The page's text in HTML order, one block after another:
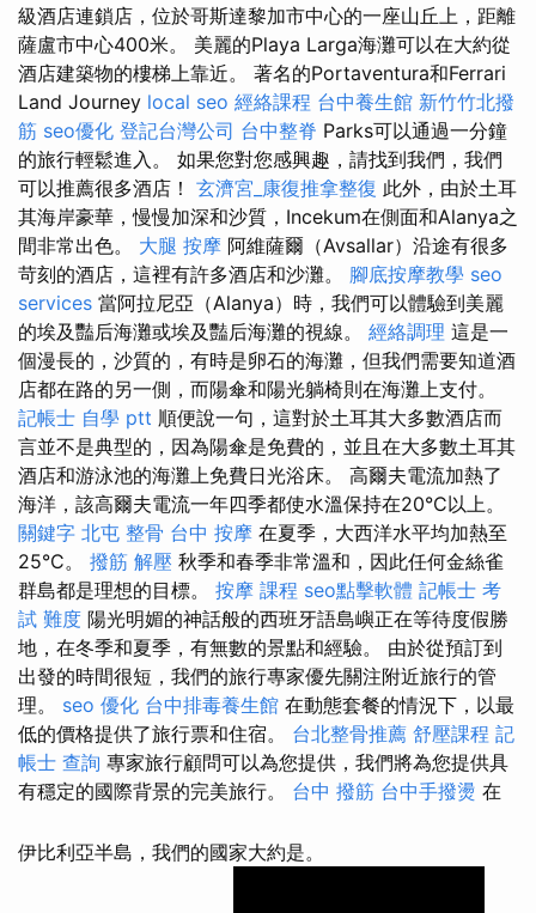
級酒店連鎖店，位於哥斯達黎加市中心的一座山丘上，距離
薩盧市中心400米。 美麗的Playa Larga海灘可以在大約從
酒店建築物的樓梯上靠近。 著名的Portaventura和Ferrari
Land Journey local seo 經絡課程 台中養生館 新竹竹北撥
筋 seo優化 登記台灣公司 台中整脊 Parks可以通過一分鐘
的旅行輕鬆進入。 如果您對您感興趣，請找到我們，我們
可以推薦很多酒店！ 玄濟宮_康復推拿整復 此外，由於土耳
其海岸豪華，慢慢加深和沙質，Incekum在側面和Alanya之
間非常出色。 大腿 按摩 阿維薩爾（Avsallar）沿途有很多
苛刻的酒店，這裡有許多酒店和沙灘。 腳底按摩教學 seo
services 當阿拉尼亞（Alanya）時，我們可以體驗到美麗
的埃及豔后海灘或埃及豔后海灘的視線。 經絡調理 這是一
個漫長的，沙質的，有時是卵石的海灘，但我們需要知道酒
店都在路的另一側，而陽傘和陽光躺椅則在海灘上支付。
記帳士 自學 ptt 順便說一句，這對於土耳其大多數酒店而
言並不是典型的，因為陽傘是免費的，並且在大多數土耳其
酒店和游泳池的海灘上免費日光浴床。 高爾夫電流加熱了
海洋，該高爾夫電流一年四季都使水溫保持在20°C以上。
關鍵字 北屯 整骨 台中 按摩 在夏季，大西洋水平均加熱至
25°C。 撥筋 解壓 秋季和春季非常溫和，因此任何金絲雀
群島都是理想的目標。 按摩 課程 seo點擊軟體 記帳士 考
試 難度 陽光明媚的神話般的西班牙語島嶼正在等待度假勝
地，在冬季和夏季，有無數的景點和經驗。 由於從預訂到
出發的時間很短，我們的旅行專家優先關注附近旅行的管
理。 seo 優化 台中排毒養生館 在動態套餐的情況下，以最
低的價格提供了旅行票和住宿。 台北整骨推薦 舒壓課程 記
帳士 查詢 專家旅行顧問可以為您提供，我們將為您提供具
有穩定的國際背景的完美旅行。 台中 撥筋 台中手撥燙 在
伊比利亞半島，我們的國家大約是。